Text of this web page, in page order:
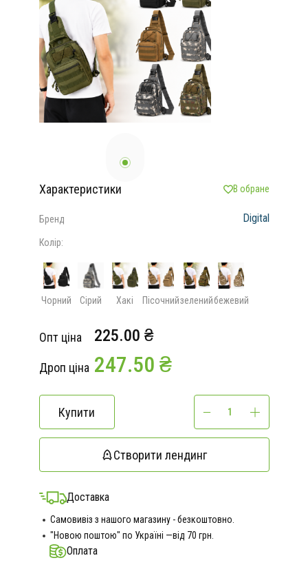
Характеристики В обране
Бренд Digital
Колір:
Чорний Сірий Хакі Пісочнийзеленийбежевий
Опт ціна 225.00 ₴
Дроп ціна 247.50 ₴
Купити
Створити лендинг
Доставка
Самовивіз з нашого магазину - безкоштовно.
"Новою поштою" по Україні —від 70 грн.
Оплата